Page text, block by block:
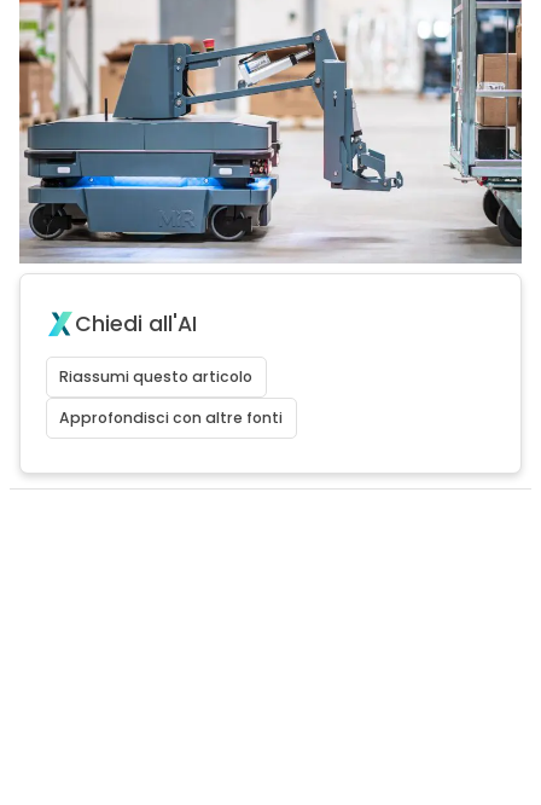
Chiedi all'AI
Riassumi questo articolo
Approfondisci con altre fonti